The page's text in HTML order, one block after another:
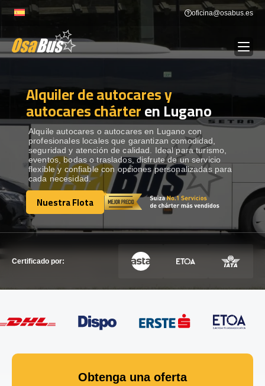
to
oficina@osabus.es
ALQUILER DE AUTOCARES
DESTINOS Show dropdown
RECORRIDAS Show dropdown
FLOTA
Alquiler de autocares y
autocares chárteren Lugano
Alquile autocares o autocares en Lugano con
profesionales locales que garantizan comodidad,
seguridad y atención de calidad. Ideal para turismo,
eventos, bodas o traslados, disfrute de un servicio
flexible y confiable con opciones personalizadas para
cada necesidad.
Nuestra Flota
Nuestra Flota
Certificado por:
Obtenga una oferta